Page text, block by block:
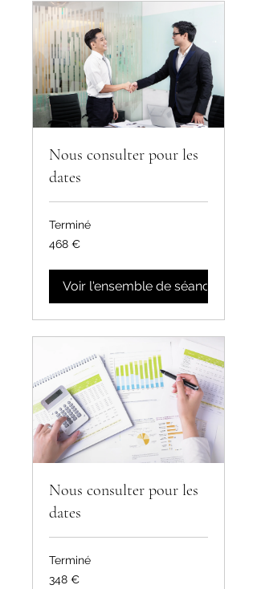
Nous consulter pour les
dates
Terminé
468
euros
468 €
Voir l'ensemble de séances
Nous consulter pour les
dates
Terminé
348
euros
348 €